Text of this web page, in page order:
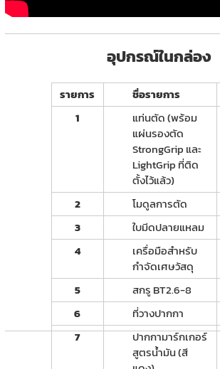
อุปกรณ์ในกล่อง
รายการ ชื่อรายการ
1
แท่นตัด (พร้อม
แผ่นรองตัด
StrongGrip และ
LightGrip ที่ติด
ตั้งไว้แล้ว)
2 โมดูลการตัด
3
ใบมีดปลายแหลม
4
เครื่อมือสำหรับ
กำจัดเศษวัสดุ
5 สกรู BT2.6-8
6
ที่วางปากกา
7
ปากกามาร์กเกอร์
สูตรน้ำมัน (สี